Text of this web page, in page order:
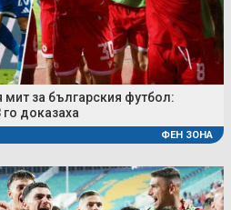
мит за българския футбол:
доказаха
ФЕН ЗОНА